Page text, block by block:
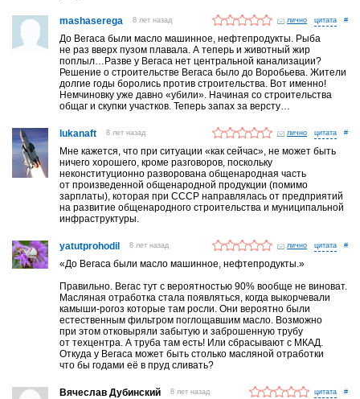
mashaserega 8 лет назад лично #
До Вегаса были масло машинное, нефтепродукты. Рыба
не раз вверх пузом плавала. А теперь и животный жир
поплыл…Разве у Вегаса нет центральной канализации?
Решение о строительстве Вегаса было до Воробьева. Жители
долгие годы боролись против строительства. Вот именно!
Немчиновку уже давно «убили». Начиная со строительства
общаг и скупки участков. Теперь запах за версту…
lukanaft 8 лет назад лично #
Мне кажется, что при ситуации «как сейчас», не может быть
ничего хорошего, кроме разговоров, поскольку
неконституционно разворована общенародная часть
от произведенной общенародной продукции (помимо
зарплаты), которая при СССР направлялась от предприятий
на развитие общенародного строительства и муниципальной
инфраструктуры.
yatutprohodil 8 лет назад лично #
«До Вегаса были масло машинное, нефтепродукты.»
Правильно. Вегас тут с вероятностью 90% вообще не виноват.
Масляная отработка стала появляться, когда выкорчевали
камыши-рогоз которые там росли. Они вероятно были
естественным фильтром поглощавшим масло. Возможно
при этом отковыряли забытую и заброшенную трубу
от техцентра. А труба там есть! Или сбрасывают с МКАД.
Откуда у Вегаса может быть столько масляной отработки
что бы годами её в пруд сливать?
Вячеслав Дубинский 8 лет назад #